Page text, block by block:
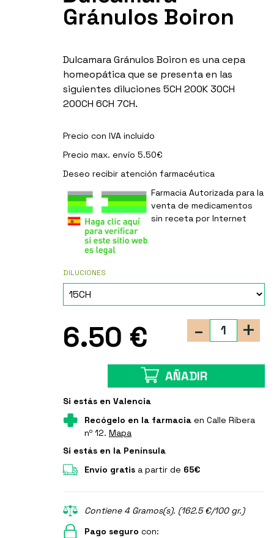
Gránulos Boiron
Dulcamara Gránulos Boiron es una cepa
homeopática que se presenta en las
siguientes diluciones 5CH 200K 30CH
200CH 6CH 7CH.
Precio con IVA incluido
Precio max. envío 5.50€
Deseo recibir atención farmacéutica
Farmacia Autorizada para la
venta de medicamentos
sin receta por Internet
DILUCIONES
6.50 € +
-
AÑADIR
Si estás en Valencia
Recógelo en la farmacia en Calle Ribera
nº 12. Mapa
Si estás en la Península
Envío gratis a partir de 65€
Contiene 4 Gramos(s). (162.5 €/100 gr.)
Pago seguro con: